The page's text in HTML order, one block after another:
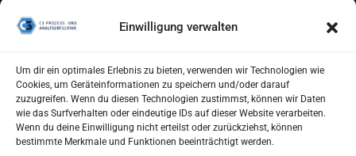
Einwilligung verwalten
Um dir ein optimales Erlebnis zu bieten, verwenden wir Technologien wie
Cookies, um Geräteinformationen zu speichern und/oder darauf
zuzugreifen. Wenn du diesen Technologien zustimmst, können wir Daten
wie das Surfverhalten oder eindeutige IDs auf dieser Website verarbeiten.
Wenn du deine Einwilligung nicht erteilst oder zurückziehst, können
bestimmte Merkmale und Funktionen beeinträchtigt werden.
begleiten
wir unsere
und
Kunden
zuverlässig
über den
gesamten
Produktlebenszyklus.